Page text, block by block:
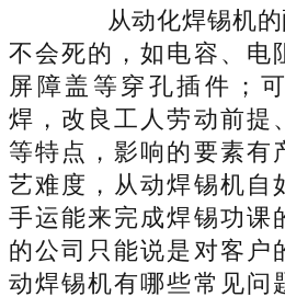
从动化焊锡机的
不会死的，如电容、电
屏障盖等穿孔插件；
焊，改良工人劳动前提
等特点，影响的要素有
艺难度，从动焊锡机自
手运能来完成焊锡功课
的公司只能说是对客户
动焊锡机有哪些常见问